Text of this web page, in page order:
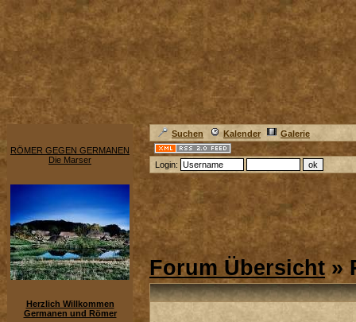
RÖMER GEGEN GERMANEN
Die Marser
Herzlich Willkommen
Germanen und Römer
Suchen Kalender Galerie
Login:
Forum Übersicht»